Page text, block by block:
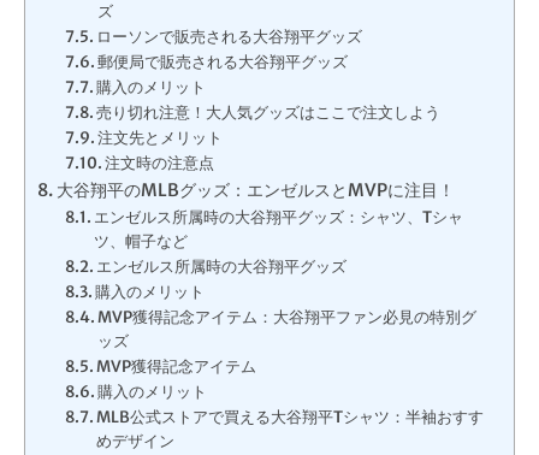
ズ
ローソンで販売される大谷翔平グッズ
郵便局で販売される大谷翔平グッズ
購入のメリット
売り切れ注意！大人気グッズはここで注文しよう
注文先とメリット
注文時の注意点
大谷翔平のMLBグッズ：エンゼルスとMVPに注目！
エンゼルス所属時の大谷翔平グッズ：シャツ、Tシャ
ツ、帽子など
エンゼルス所属時の大谷翔平グッズ
購入のメリット
MVP獲得記念アイテム：大谷翔平ファン必見の特別グ
ッズ
MVP獲得記念アイテム
購入のメリット
MLB公式ストアで買える大谷翔平Tシャツ：半袖おすす
めデザイン